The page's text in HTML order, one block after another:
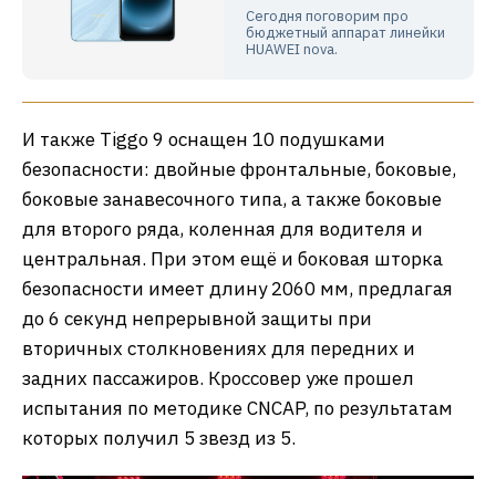
Сегодня поговорим про
бюджетный аппарат линейки
HUAWEI nova.
И также Tiggo 9 оснащен 10 подушками
безопасности: двойные фронтальные, боковые,
боковые занавесочного типа, а также боковые
для второго ряда, коленная для водителя и
центральная. При этом ещё и боковая шторка
безопасности имеет длину 2060 мм, предлагая
до 6 секунд непрерывной защиты при
вторичных столкновениях для передних и
задних пассажиров. Кроссовер уже прошел
испытания по методике CNCAP, по результатам
которых получил 5 звезд из 5.